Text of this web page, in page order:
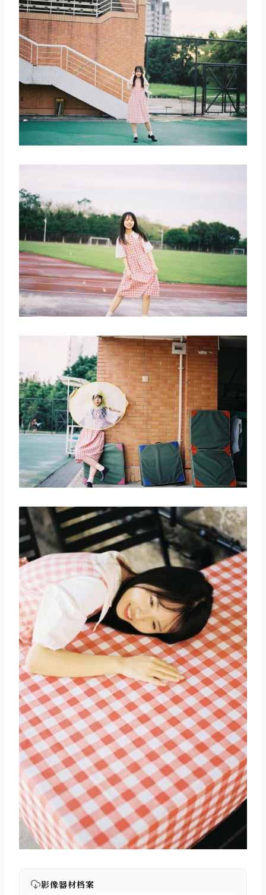
影像器材档案
搜索